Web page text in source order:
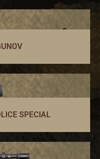
SPECIAL